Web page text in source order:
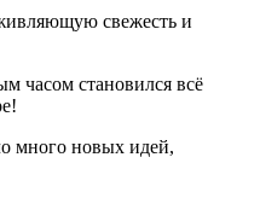
свежесть и
часом становился всё
много новых идей,